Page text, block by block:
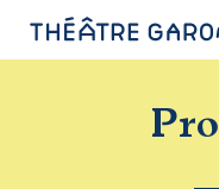
PROGRAMME
INFOS